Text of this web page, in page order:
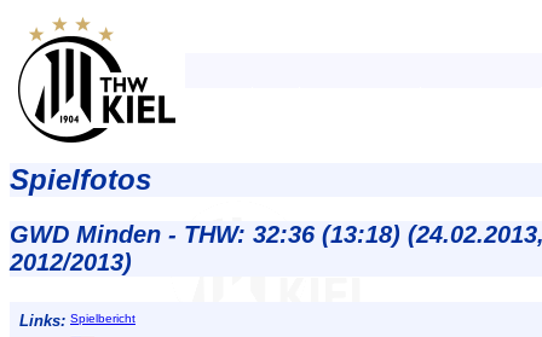
Spielfotos
GWD Minden - THW: 32:36 (13:18)
2012/2013)
Links: Spielbericht